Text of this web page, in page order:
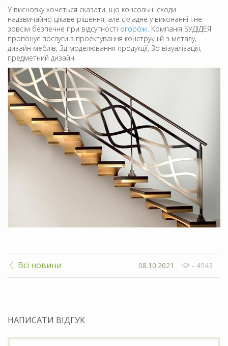
У висновку хочеться сказати, що консольні сходи
надзвичайно цікаве рішення, але складне у виконанні і не
зовсім безпечне при відсутності огорожі. Компанія БУДІДЕЯ
пропонує послуги з проектування конструкцій з металу,
дизайн меблів, 3д моделювання продукції, 3d візуалізація,
предметний дизайн.
Всі новини 08.10.2021 - 4543
НАПИСАТИ ВІДГУК